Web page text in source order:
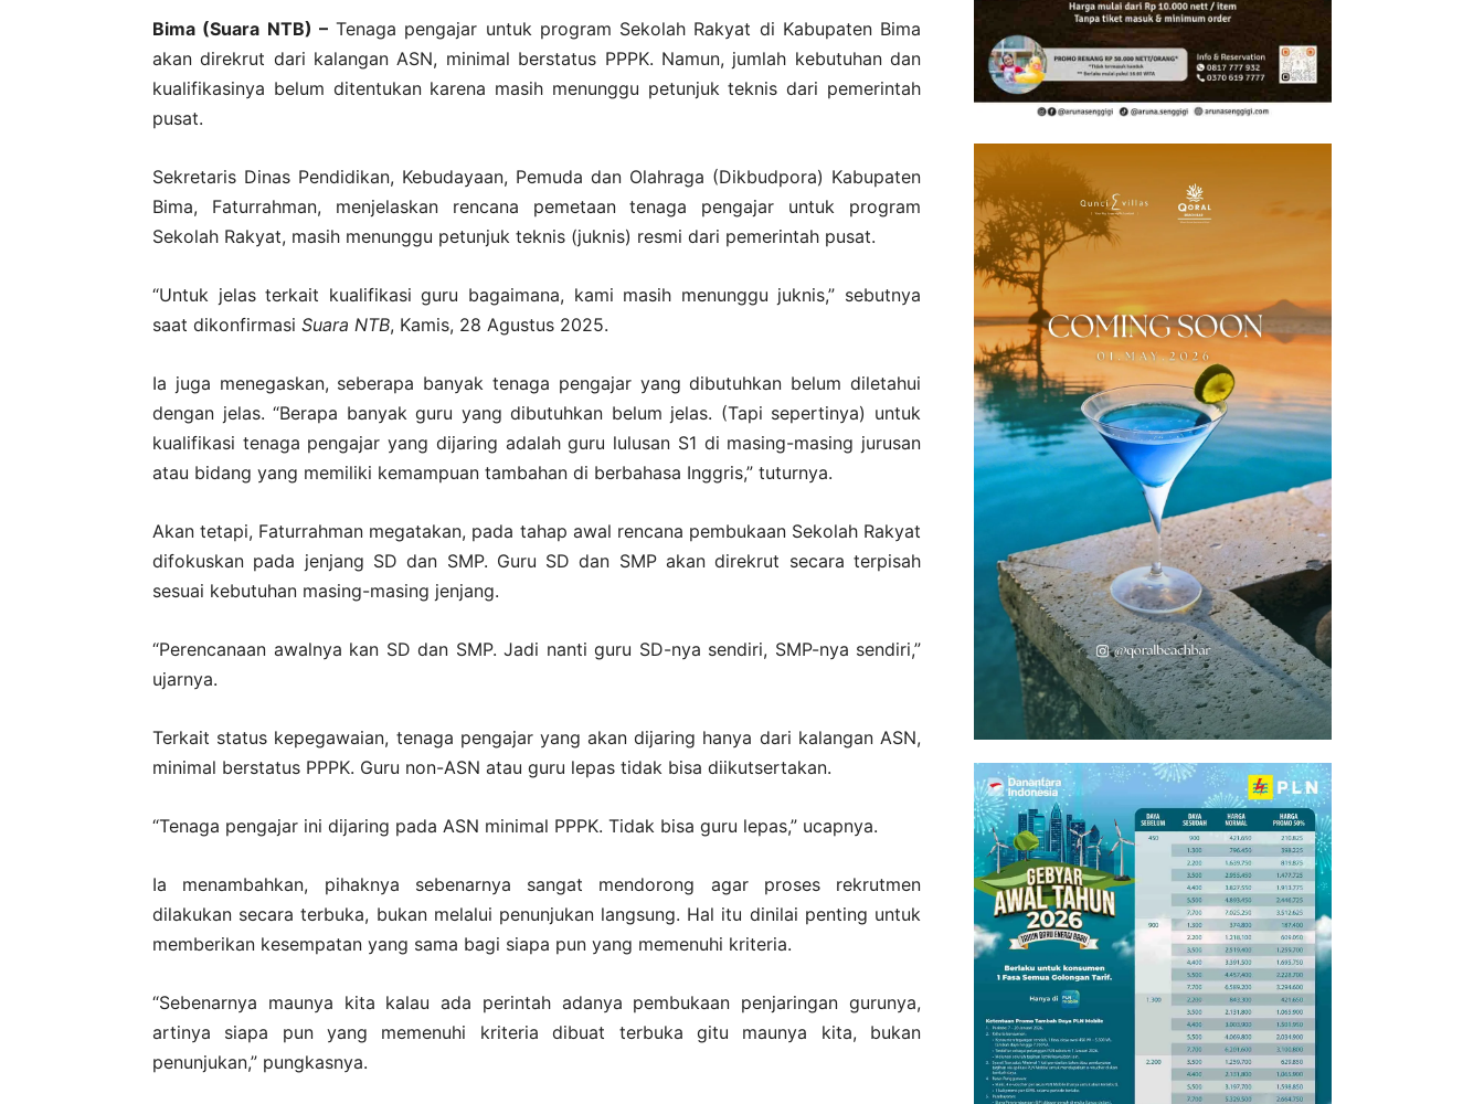
Bima (Suara NTB) –Tenaga pengajar untuk program Sekolah Rakyat di Kabupaten Bima
akan direkrut dari kalangan ASN, minimal berstatus PPPK. Namun, jumlah kebutuhan dan
kualifikasinya belum ditentukan karena masih menunggu petunjuk teknis dari pemerintah
pusat.
Sekretaris Dinas Pendidikan, Kebudayaan, Pemuda dan Olahraga (Dikbudpora) Kabupaten
Bima, Faturrahman, menjelaskan rencana pemetaan tenaga pengajar untuk program
Sekolah Rakyat, masih menunggu petunjuk teknis (juknis) resmi dari pemerintah pusat.
“Untuk jelas terkait kualifikasi guru bagaimana, kami masih menunggu juknis,” sebutnya
saat dikonfirmasi Suara NTB, Kamis, 28 Agustus 2025.
Ia juga menegaskan, seberapa banyak tenaga pengajar yang dibutuhkan belum diletahui
dengan jelas. “Berapa banyak guru yang dibutuhkan belum jelas. (Tapi sepertinya) untuk
kualifikasi tenaga pengajar yang dijaring adalah guru lulusan S1 di masing-masing jurusan
atau bidang yang memiliki kemampuan tambahan di berbahasa Inggris,” tuturnya.
Akan tetapi, Faturrahman megatakan, pada tahap awal rencana pembukaan Sekolah Rakyat
difokuskan pada jenjang SD dan SMP. Guru SD dan SMP akan direkrut secara terpisah
sesuai kebutuhan masing-masing jenjang.
“Perencanaan awalnya kan SD dan SMP. Jadi nanti guru SD-nya sendiri, SMP-nya sendiri,”
ujarnya.
Terkait status kepegawaian, tenaga pengajar yang akan dijaring hanya dari kalangan ASN,
minimal berstatus PPPK. Guru non-ASN atau guru lepas tidak bisa diikutsertakan.
“Tenaga pengajar ini dijaring pada ASN minimal PPPK. Tidak bisa guru lepas,” ucapnya.
Ia menambahkan, pihaknya sebenarnya sangat mendorong agar proses rekrutmen
dilakukan secara terbuka, bukan melalui penunjukan langsung. Hal itu dinilai penting untuk
memberikan kesempatan yang sama bagi siapa pun yang memenuhi kriteria.
“Sebenarnya maunya kita kalau ada perintah adanya pembukaan penjaringan gurunya,
artinya siapa pun yang memenuhi kriteria dibuat terbuka gitu maunya kita, bukan
penunjukan,” pungkasnya.